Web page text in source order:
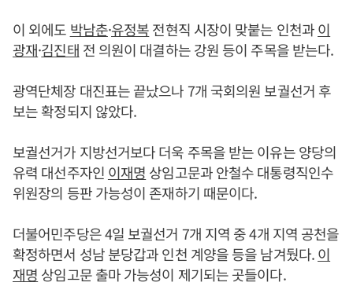
이 외에도 박남춘·유정복전현직 시장이 맞붙는 인천과이
광재·김진태 전 의원이 대결하는 강원 등이 주목을 받는다.
광역단체장 대진표는 끝났으나 7개 국회의원 보궐선거 후
보는 확정되지 않았다.
보궐선거가 지방선거보다 더욱 주목을 받는 이유는 양당의
유력 대선주자인 이재명 상임고문과 안철수 대통령직인수
위원장의 등판 가능성이 존재하기 때문이다.
더불어민주당은 4일 보궐선거 7개 지역 중 4개 지역 공천을
확정하면서 성남 분당갑과 인천 계양을 등을 남겨뒀다.이
재명 상임고문 출마 가능성이 제기되는 곳들이다.